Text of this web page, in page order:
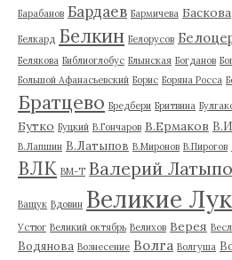
Барабанов Бардаев Бармичева Баскова
Белкард Белкин Белорусов
Белякова Библиоглобус Блынская Богданов
Большой Афанасьевский Борис Боряна Росса
Братцево Бредбери Бритвина
Бутко Буцкий В.Гончаров В.Ермаков
В.Лапшин В.Латыпов В.Миронов В.Пирогов
ВЛК ВМ-Т Валерий
Ващук Вдовин Великие
Устюг Великий октябрь Велихов Верея
Водянова Вознесение Волга Волгуша